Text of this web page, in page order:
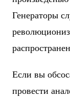
Генераторы
Если вы
провести